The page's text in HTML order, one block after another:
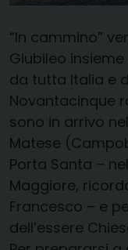
“In cammino”
Giubileo
da tutta Italia e
Novantacinque
sono in arrivo
Matese
Porta Santa –
Maggiore,
Francesco – e
dell’essere